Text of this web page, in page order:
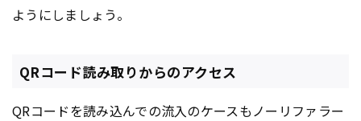
ようにしましょう。
QRコード読み取りからのアクセス
QRコードを読み込んでの流入のケースもノーリファラー